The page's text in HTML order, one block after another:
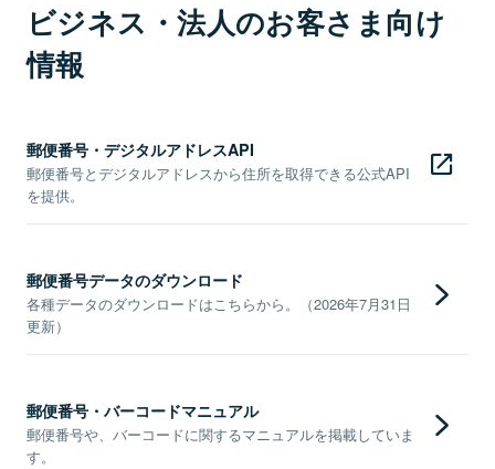
ビジネス・法人のお客さま向け
情報
郵便番号・デジタルアドレスAPI
郵便番号とデジタルアドレスから住所を取得できる公式API
を提供。
郵便番号データのダウンロード
各種データのダウンロードはこちらから。（2026年7月31日
更新）
郵便番号・バーコードマニュアル
郵便番号や、バーコードに関するマニュアルを掲載していま
す。